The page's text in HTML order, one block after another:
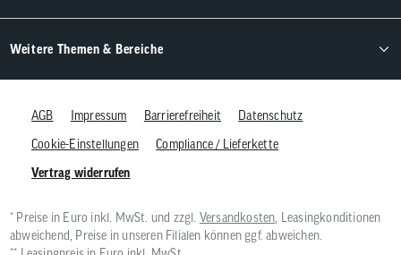
Weitere Themen & Bereiche
AGB Impressum Barrierefreiheit
Datenschutz
Cookie-Einstellungen
Compliance / Lieferkette
Vertrag widerrufen
* Preise in Euro inkl. MwSt. und zzgl. Versandkosten , Leasingkonditionen
abweichend, Preise in unseren Filialen können ggf. abweichen.